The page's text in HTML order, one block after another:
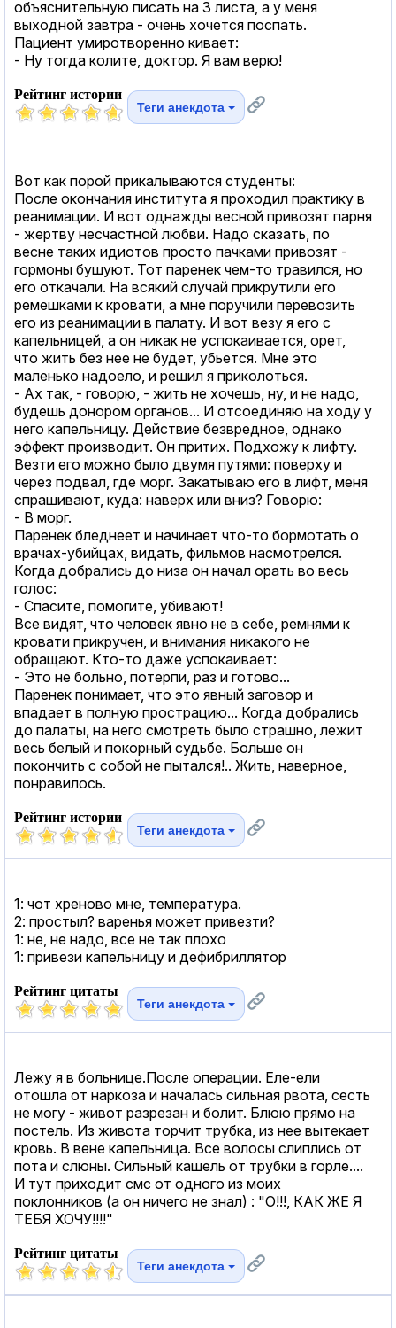
объяснительную писать на 3 листа, а у меня
выходной завтра - очень хочется поспать.
Пациент умиротворенно кивает:
- Ну тогда колите, доктор. Я вам верю!
Рейтинг истории
Теги анекдота
Вот как порой прикалываются студенты:
После окончания института я проходил практику в
реанимации. И вот однажды весной привозят парня
- жертву несчастной любви. Hадо сказать, по
весне таких идиотов просто пачками привозят -
гормоны бушуют. Тот паренек чем-то травился, но
его откачали. Hа всякий случай прикрутили его
ремешками к кровати, а мне поручили перевозить
его из реанимации в палату. И вот везу я его с
капельницей, а он никак не успокаивается, орет,
что жить без нее не будет, убьется. Мне это
маленько надоело, и решил я приколоться.
- Ах так, - говорю, - жить не хочешь, ну, и не надо,
будешь донором органов... И отсоединяю на ходу у
него капельницу. Действие безвредное, однако
эффект производит. Он притих. Подхожу к лифту.
Везти его можно было двумя путями: поверху и
через подвал, где морг. Закатываю его в лифт, меня
спрашивают, куда: наверх или вниз? Говорю:
- В морг.
Паренек бледнеет и начинает что-то бормотать о
врачах-убийцах, видать, фильмов насмотрелся.
Когда добрались до низа он начал орать во весь
голос:
- Спасите, помогите, убивают!
Все видят, что человек явно не в себе, ремнями к
кровати прикручен, и внимания никакого не
обращают. Кто-то даже успокаивает:
- Это не больно, потерпи, раз и готово...
Паренек понимает, что это явный заговор и
впадает в полную прострацию... Когда добрались
до палаты, на него смотреть было страшно, лежит
весь белый и покорный судьбе. Больше он
покончить с собой не пытался!.. Жить, наверное,
понравилось.
Рейтинг истории
Теги анекдота
1: чот хреново мне, температура.
2: простыл? варенья может привезти?
1: не, не надо, все не так плохо
1: привези капельницу и дефибриллятор
Рейтинг цитаты
Теги анекдота
Лежу я в больнице.После операции. Еле-ели
отошла от наркоза и началась сильная рвота, сесть
не могу - живот разрезан и болит. Блюю прямо на
постель. Из живота торчит трубка, из нее вытекает
кровь. В вене капельница. Все волосы слиплись от
пота и слюны. Сильный кашель от трубки в горле....
И тут приходит смс от одного из моих
поклонников (а он ничего не знал) : "О!!!, КАК ЖЕ Я
ТЕБЯ ХОЧУ!!!!"
Рейтинг цитаты
Теги анекдота